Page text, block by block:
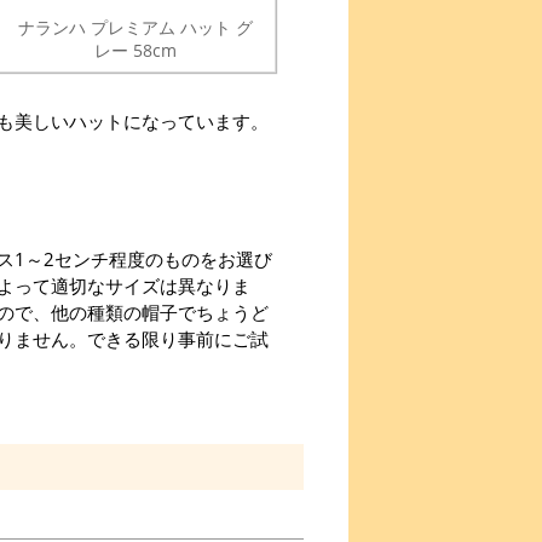
ナランハ プレミアム ハット グ
レー 58cm
しいハットになっています。
1～2センチ程度のものをお選び
って適切なサイズは異なりま
で、他の種類の帽子でちょうど
ません。できる限り事前にご試